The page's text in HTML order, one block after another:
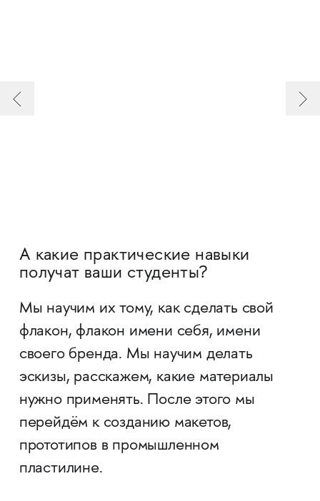
А какие практические навыки
получат ваши студенты?
Мы научим их тому, как сделать свой
флакон, флакон имени себя, имени
своего бренда. Мы научим делать
эскизы, расскажем, какие материалы
нужно применять. После этого мы
перейдём к созданию макетов,
прототипов в промышленном
пластилине.